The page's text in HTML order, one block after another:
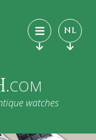
NL
COM
watches